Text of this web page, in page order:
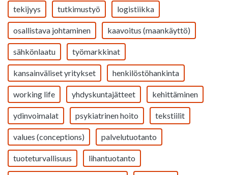
tekijyys tutkimustyö logistiikka
osallistava johtaminen kaavoitus (maankäyttö)
sähkönlaatu työmarkkinat
kansainväliset yritykset henkilöstöhankinta
working life yhdyskuntajätteet kehittäminen
ydinvoimalat psykiatrinen hoito tekstiilit
values (conceptions) palvelutuotanto
tuoteturvallisuus lihantuotanto